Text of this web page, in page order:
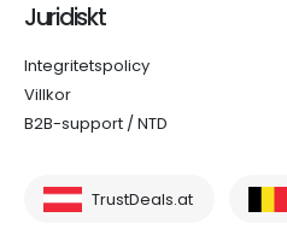
Juridiskt
Integritetspolicy
Villkor
B2B-support / NTD
TrustDeals.at